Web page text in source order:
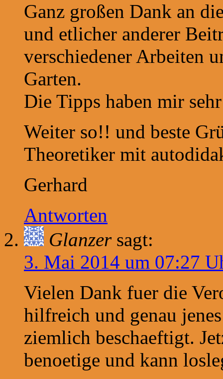
Ganz großen Dank an
und etlicher anderer
verschiedener Arbeiten
Garten.
Die Tipps haben mir
Weiter so!! und beste
Theoretiker mit
Gerhard
Antworten
Glanzer sagt:
3. Mai 2014 um 07:27
Vielen Dank fuer die
hilfreich und genau
ziemlich beschaeftigt.
benoetige und kann